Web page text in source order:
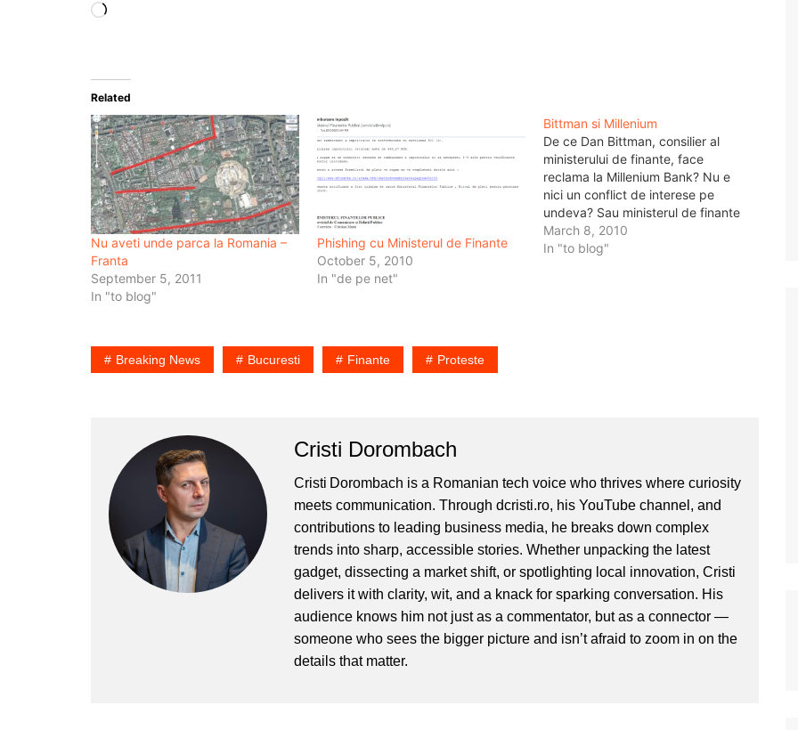
Loading…
Related
Nu aveti unde parca la Romania –
Franta
September 5, 2011
In "to blog"
Phishing cu Ministerul de Finante
October 5, 2010
In "de pe net"
Bittman si Millenium
De ce Dan Bittman, consilier al
ministerului de finante, face
reclama la Millenium Bank? Nu e
nici un conflict de interese pe
undeva? Sau ministerul de finante
s-a apucat sa promoveze banci
comerciale. Si nu orice banci, ci
March 8, 2010
In "to blog"
Breaking News Bucuresti Finante Proteste
Cristi Dorombach
Cristi Dorombach is a Romanian tech voice who thrives where curiosity
meets communication. Through dcristi.ro, his YouTube channel, and
contributions to leading business media, he breaks down complex
trends into sharp, accessible stories. Whether unpacking the latest
gadget, dissecting a market shift, or spotlighting local innovation, Cristi
delivers it with clarity, wit, and a knack for sparking conversation. His
audience knows him not just as a commentator, but as a connector —
someone who sees the bigger picture and isn’t afraid to zoom in on the
details that matter.